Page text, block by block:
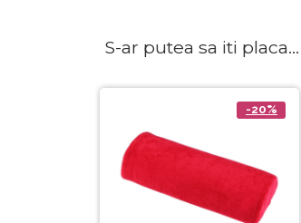
S-ar putea sa iti placa...
-20%